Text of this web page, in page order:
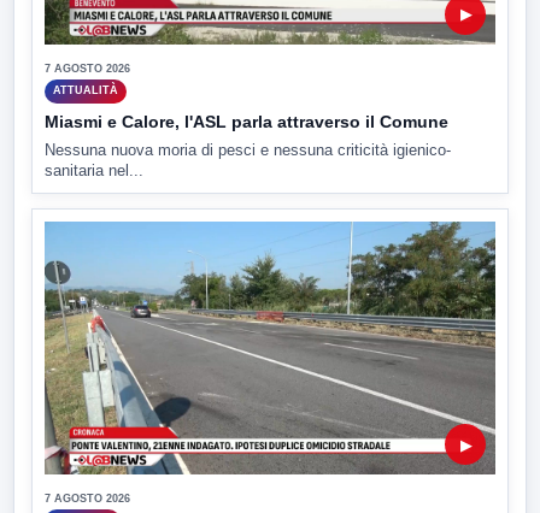
▶
7 AGOSTO 2026
ATTUALITÀ
Miasmi e Calore, l'ASL parla attraverso il Comune
Nessuna nuova moria di pesci e nessuna criticità igienico-
sanitaria nel...
▶
7 AGOSTO 2026